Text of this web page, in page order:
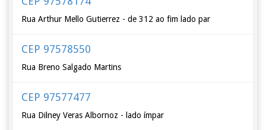
Rua Arthur Mello Gutierrez - de 312 ao fim lado par
CEP 97578550
Rua Breno Salgado Martins
CEP 97577477
Rua Dilney Veras Albornoz - lado ímpar